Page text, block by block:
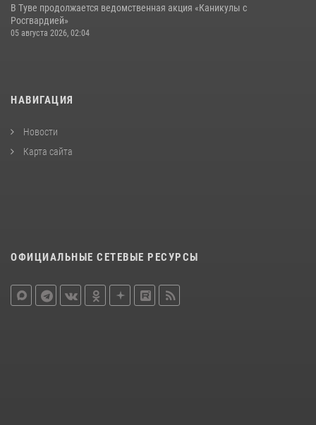
В Туве продолжается ведомственная акция «Каникулы с
Росгвардией»
05 августа 2026, 02:04
НАВИГАЦИЯ
Новости
Карта сайта
ОФИЦИАЛЬНЫЕ СЕТЕВЫЕ РЕСУРСЫ